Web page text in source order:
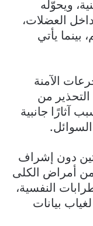
ويحوّله
العضلات،
بينما يأتي
الآمنة
مع التحذير من
آثارًا جانبية
دون إشراف
أمراض الكلى
النفسية،
بيانات